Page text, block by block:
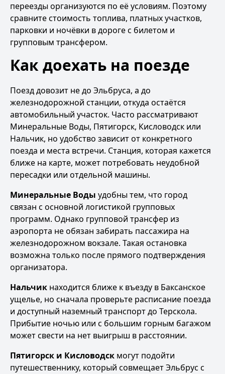
переезды организуются по её условиям. Поэтому
сравните стоимость топлива, платных участков,
парковки и ночёвки в дороге с билетом и
групповым трансфером.
Как доехать на поезде
Поезд довозит не до Эльбруса, а до
железнодорожной станции, откуда остаётся
автомобильный участок. Часто рассматривают
Минеральные Воды, Пятигорск, Кисловодск или
Нальчик, но удобство зависит от конкретного
поезда и места встречи. Станция, которая кажется
ближе на карте, может потребовать неудобной
пересадки или отдельной машины.
Минеральные Воды удобны тем, что город
связан с основной логистикой групповых
программ. Однако групповой трансфер из
аэропорта не обязан забирать пассажира на
железнодорожном вокзале. Такая остановка
возможна только после прямого подтверждения
организатора.
Нальчик находится ближе к въезду в Баксанское
ущелье, но сначала проверьте расписание поезда
и доступный наземный транспорт до Терскола.
Прибытие ночью или с большим горным багажом
может свести на нет выигрыш в расстоянии.
Пятигорск и Кисловодск могут подойти
путешественнику, который совмещает Эльбрус с